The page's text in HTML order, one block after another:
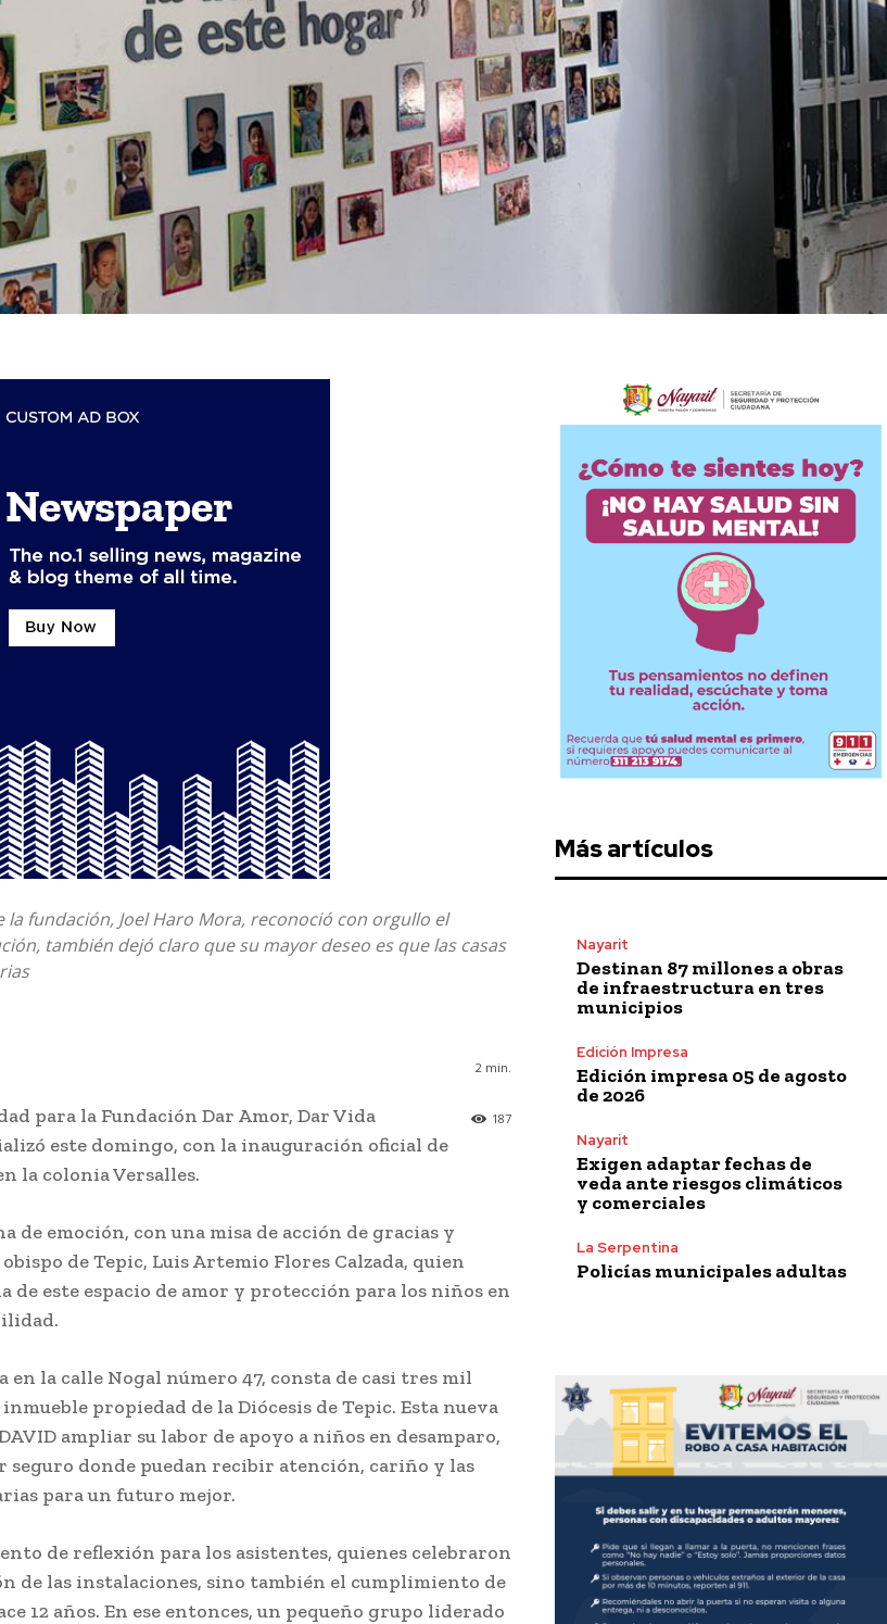
fundación, Joel Haro Mora, reconoció con orgullo el
también dejó claro que su mayor deseo es que las casas
2 min.
187
para la Fundación Dar Amor, Dar Vida
este domingo, con la inauguración oficial de
la colonia Versalles.
de emoción, con una misa de acción de gracias y
de Tepic, Luis Artemio Flores Calzada, quien
de este espacio de amor y protección para los niños en
en la calle Nogal número 47, consta de casi tres mil
propiedad de la Diócesis de Tepic. Esta nueva
ampliar su labor de apoyo a niños en desamparo,
seguro donde puedan recibir atención, cariño y las
para un futuro mejor.
de reflexión para los asistentes, quienes celebraron
de las instalaciones, sino también el cumplimiento de
12 años. En ese entonces, un pequeño grupo liderado
Más artículos
Nayarit
Destinan 87 millones a obras
de infraestructura en tres
municipios
Edición Impresa
Edición impresa 05 de agosto
de 2026
Nayarit
Exigen adaptar fechas de
veda ante riesgos climáticos
y comerciales
La Serpentina
Policías municipales adultas